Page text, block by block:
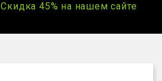
Скидка 45% на нашем сайте